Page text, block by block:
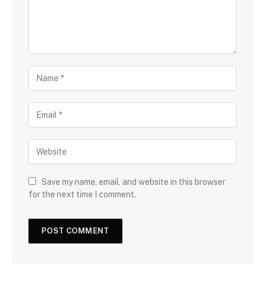
Save my name, email, and website in this browser
for the next time I comment.